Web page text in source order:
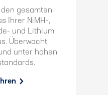
gesamten
Ihrer NiMH-,
und Lithium
Überwacht,
unter hohen